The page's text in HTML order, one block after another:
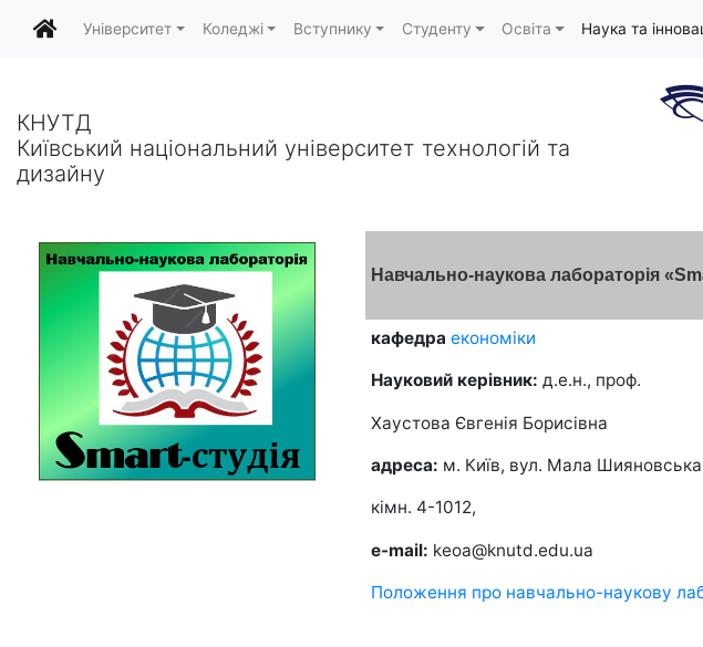
Університет Коледжі Вступнику Студенту Освіта Наука та
КНУТД
Київський національний університет технологій та
дизайну
Навчально-наукова лабораторія
кафедра економіки
Науковий керівник: д.е.н., проф.
Хаустова Євгенія Борисівна
адреса: м. Київ, вул. Мала
кімн. 4-1012,
e-mail: keoa@knutd.edu.ua
Положення про навчально-наукову